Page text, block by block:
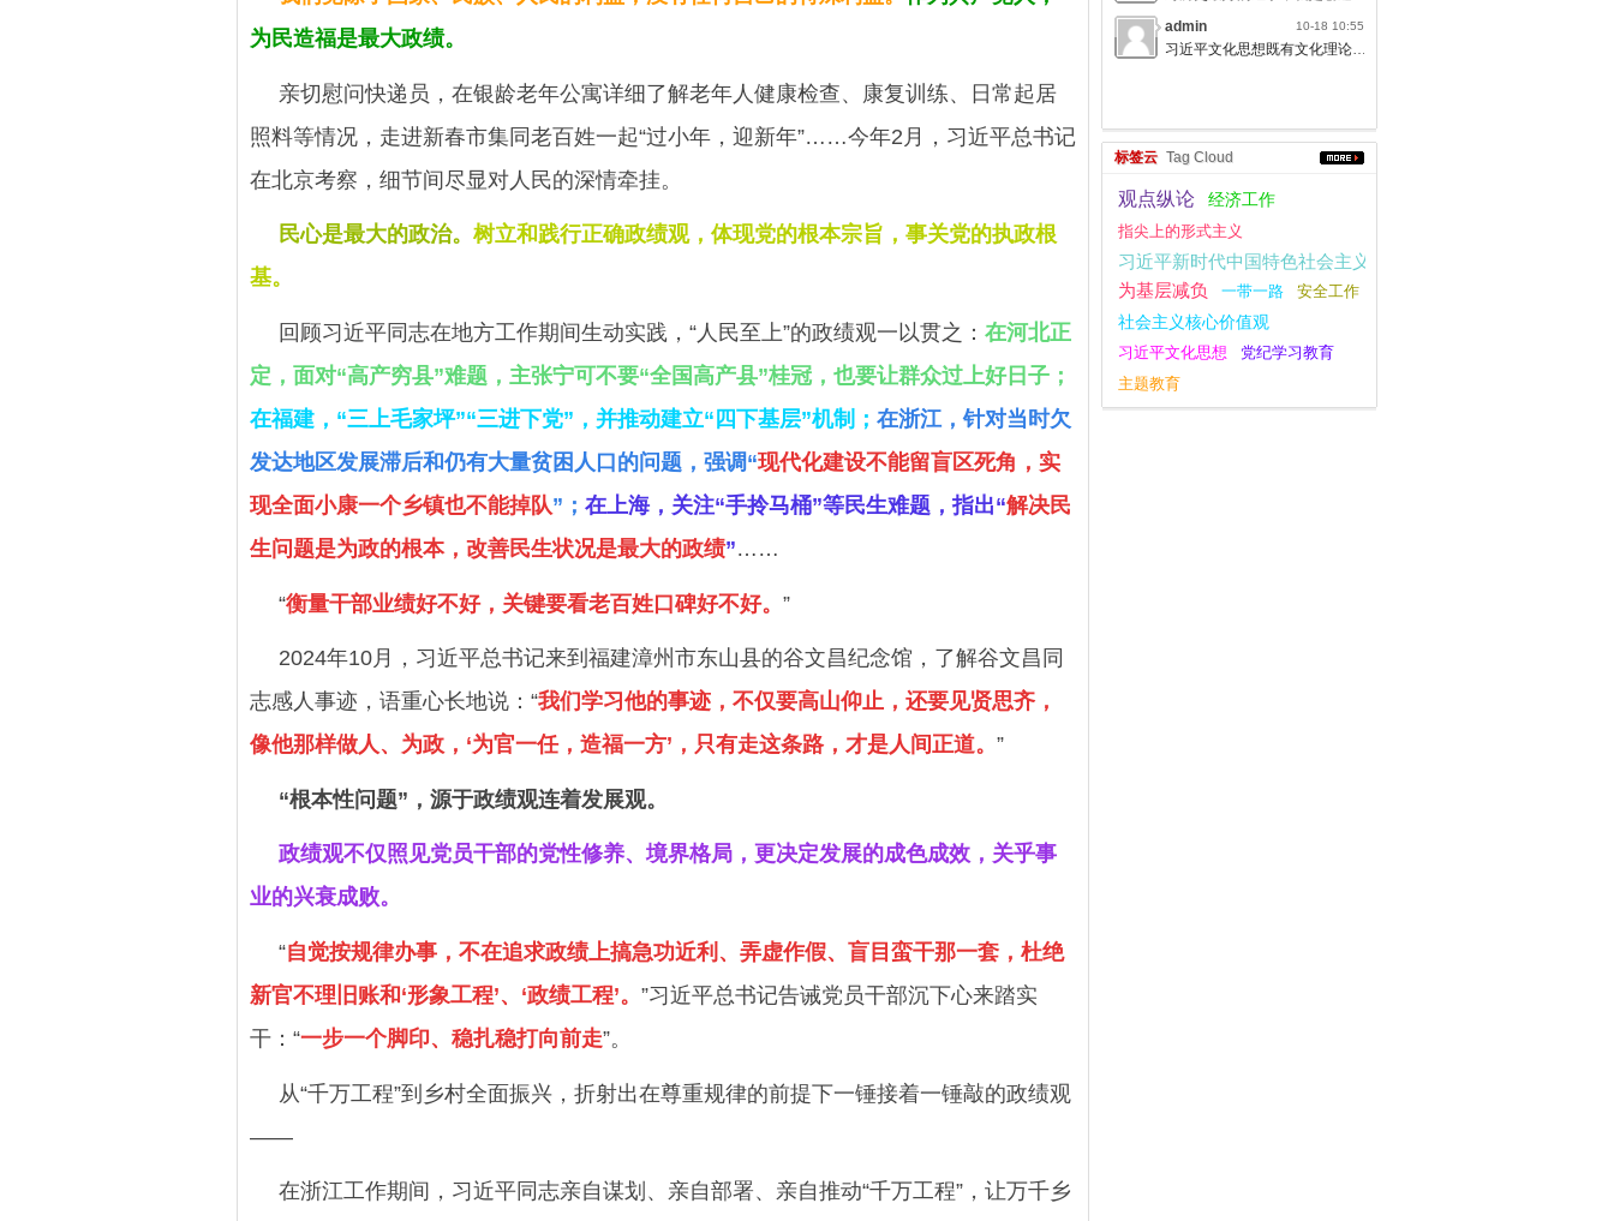
为民造福是最大政绩。
亲切慰问快递员，在银龄老年公寓详细了解老年人健康检查、康复训练、日常起居
照料等情况，走进新春市集同老百姓一起“过小年，迎新年”……今年2月，习近平总书记
在北京考察，细节间尽显对人民的深情牵挂。
民心是最大的政治。 树立和践行正确政绩观，体现党的根本宗旨，事关党的执政根
基。
回顾习近平同志在地方工作期间生动实践，“人民至上”的政绩观一以贯之： 在河北正
定，面对“高产穷县”难题，主张宁可不要“全国高产县”桂冠，也要让群众过上好日子；
在福建，“三上毛家坪”“三进下党”，并推动建立“四下基层”机制； 在浙江，针对当时欠
发达地区发展滞后和仍有大量贫困人口的问题，强调“现代化建设不能留盲区死角，实
现全面小康一个乡镇也不能掉队”； 在上海，关注“手拎马桶”等民生难题，指出“解决民
生问题是为政的根本，改善民生状况是最大的政绩”……
“衡量干部业绩好不好，关键要看老百姓口碑好不好。 ”
2024年10月，习近平总书记来到福建漳州市东山县的谷文昌纪念馆，了解谷文昌同
志感人事迹，语重心长地说：“我们学习他的事迹，不仅要高山仰止，还要见贤思齐，
像他那样做人、为政，‘为官一任，造福一方’，只有走这条路，才是人间正道。 ”
“根本性问题”，源于政绩观连着发展观。
政绩观不仅照见党员干部的党性修养、境界格局，更决定发展的成色成效，关乎事
业的兴衰成败。
“自觉按规律办事，不在追求政绩上搞急功近利、弄虚作假、盲目蛮干那一套，杜绝
新官不理旧账和‘形象工程’、‘政绩工程’。 ”习近平总书记告诫党员干部沉下心来踏实
干：“一步一个脚印、稳扎稳打向前走”。
从“千万工程”到乡村全面振兴，折射出在尊重规律的前提下一锤接着一锤敲的政绩观
——
在浙江工作期间，习近平同志亲自谋划、亲自部署、亲自推动“千万工程”，让万千乡
admin
10-18 10:55
习近平文化思想既有文化理论观点上的创新和突破，又有文化工作布局上的部署要求，标志着我们党对中国特色社会主义文化建设规律的认识达到了新高度，表明我们党的历史自信、文化自信达到了新高度。
标签云 Tag Cloud
观点纵论
经济工作
指尖上的形式主义
习近平新时代中国特色社会主义思想
为基层减负 一带一路
安全工作
社会主义核心价值观
习近平文化思想
党纪学习教育
主题教育
庆祝中华人民共和国成立75周年